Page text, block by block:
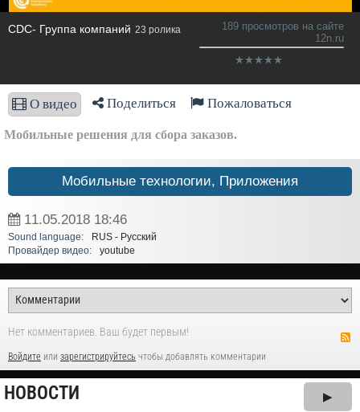
CDC- Группа компаний 23 ролика
189 просмотров на сайте
12n.ru
О видео Поделиться Пожаловаться
Мобильные решения для сбора заказов.
Мобильные технологии, Приложения
11.05.2018 18:46
Sound language:
RUS - Русский
Провайдер видео:
youtube
Нет комментариев. Ваш будет первым!
Войдите или зарегистрируйтесь чтобы добавлять комментарии
НОВОСТИ ▶